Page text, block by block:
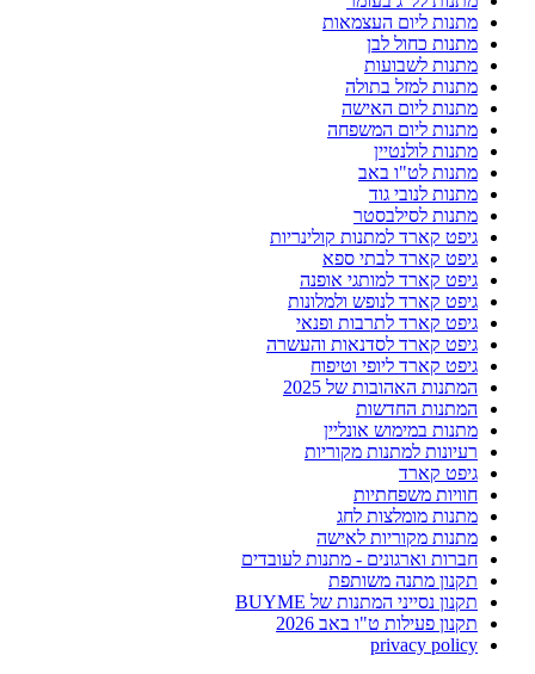
מתנות ליום העצמאות
מתנות כחול לבן
מתנות לשבועות
מתנות למזל בתולה
מתנות ליום האישה
מתנות ליום המשפחה
מתנות לולנטיין
מתנות לט"ו באב
מתנות לנובי גוד
מתנות לסילבסטר
גיפט קארד למתנות קולינריות
גיפט קארד לבתי ספא
גיפט קארד למותגי אופנה
גיפט קארד לנופש ולמלונות
גיפט קארד לתרבות ופנאי
גיפט קארד לסדנאות והעשרה
גיפט קארד ליופי וטיפוח
המתנות האהובות של 2025
המתנות החדשות
מתנות במימוש אונליין
רעיונות למתנות מקוריות
גיפט קארד
חוויות משפחתיות
מתנות מומלצות לחג
מתנות מקוריות לאישה
חברות וארגונים - מתנות לעובדים
תקנון מתנה משותפת
תקנון נסייני המתנות של BUYME
תקנון פעילות ט"ו באב 2026
privacy policy